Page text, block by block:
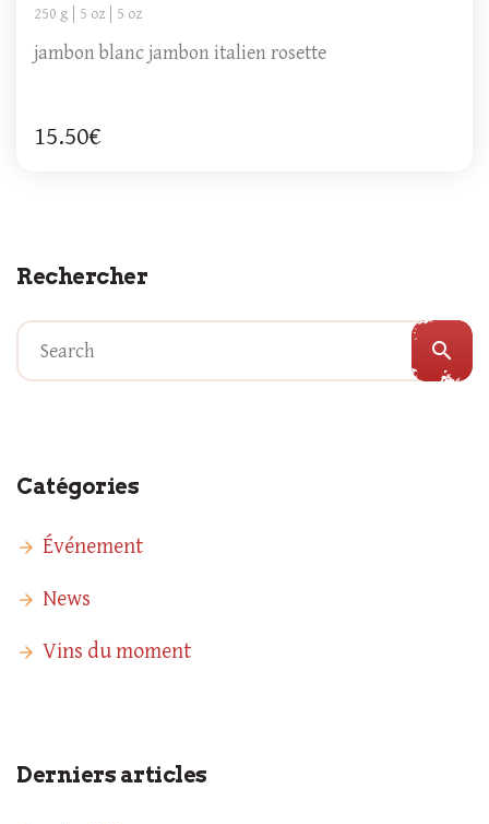
250 g 5 oz 5 oz
jambon blanc jambon italien rosette
15.50€
Rechercher
search
Catégories
Événement
News
Vins du moment
Derniers articles